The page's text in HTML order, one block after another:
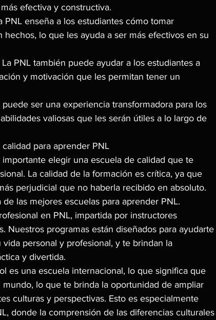
efectiva y constructiva.
PNL enseña a los estudiantes cómo tomar
hechos, lo que les ayuda a ser más efectivos en su
PNL también puede ayudar a los estudiantes a
y motivación que les permitan tener un
ser una experiencia transformadora para los
valiosas que les serán útiles a lo largo de
para aprender PNL
elegir una escuela de calidad que te
La calidad de la formación es crítica, ya que
perjudicial que no haberla recibido en absoluto.
las mejores escuelas para aprender PNL.
en PNL, impartida por instructores
Nuestros programas están diseñados para ayudarte
personal y profesional, y te brindan la
y divertida.
es una escuela internacional, lo que significa que
lo que te brinda la oportunidad de ampliar
culturas y perspectivas. Esto es especialmente
donde la comprensión de las diferencias culturales